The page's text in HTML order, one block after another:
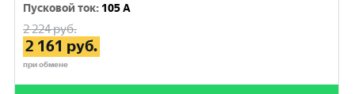
Пусковой ток: 105 A
2 224руб.
2 161 руб.
при обмене